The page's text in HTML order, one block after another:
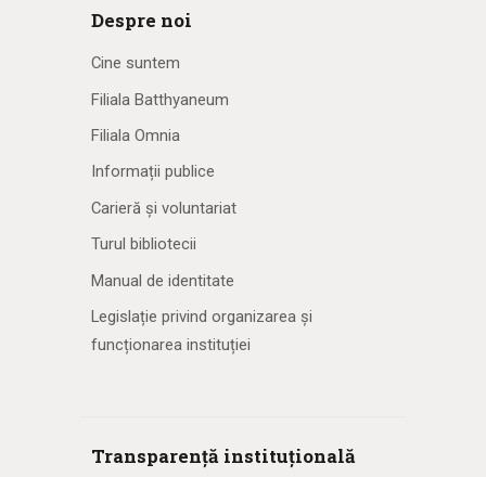
Despre noi
Cine suntem
Filiala Batthyaneum
Filiala Omnia
Informații publice
Carieră și voluntariat
Turul bibliotecii
Manual de identitate
Legislație privind organizarea și
funcționarea instituției
Transparență instituțională